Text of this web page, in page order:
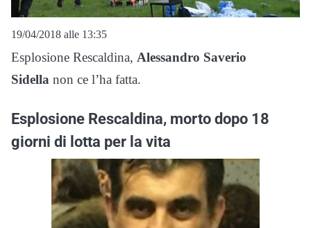
19/04/2018 alle 13:35
Esplosione Rescaldina, Alessandro Saverio
Sidella non ce l’ha fatta.
Esplosione Rescaldina, morto dopo 18
giorni di lotta per la vita